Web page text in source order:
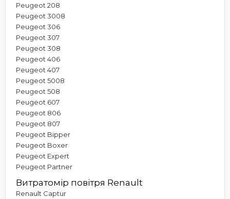
Peugeot 208
Peugeot 3008
Peugeot 306
Peugeot 307
Peugeot 308
Peugeot 406
Peugeot 407
Peugeot 5008
Peugeot 508
Peugeot 607
Peugeot 806
Peugeot 807
Peugeot Bipper
Peugeot Boxer
Peugeot Expert
Peugeot Partner
Витратомір повітря Renault
Renault Captur